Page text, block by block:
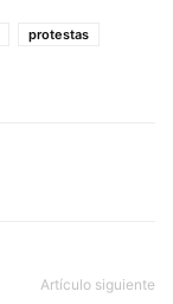
protestas
Artículo siguiente